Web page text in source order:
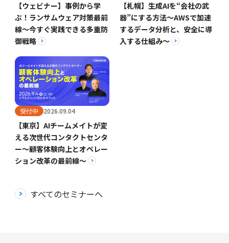
【ウェビナー】事例から学
ぶ！ランサムウェア対策最前
線～今すぐ実践できる多重防
御戦略
【札幌】生成AIを“会社の武
器”にする方法〜AWSで加速
するデータ分析と、安全に導
入する仕組み〜
受付中 2026.09.04
【東京】AIチームメイトが変
える次世代コンタクトセンタ
ー～顧客体験向上とオペレー
ション改革の最前線～
すべてのセミナーへ